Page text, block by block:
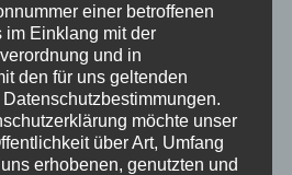
Fitness
Fitnessprogramm
Immenstadt
online
Paartanz
Silvester
tanzen
Tanzen lernen
einer betroffenen
im Einklang mit der
und in
den für uns geltenden
möchte unser
über Art, Umfang
erhobenen, genutzten und